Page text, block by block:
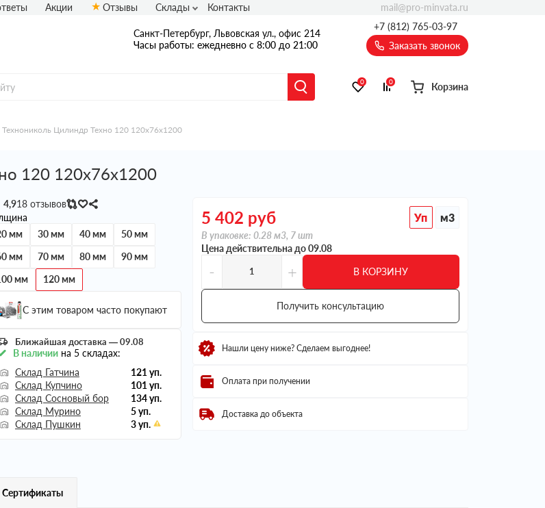
Санкт-Петербург, Львовская ул., офис 214
Часы работы: ежедневно с 8:00 до 21:00
+7 (812) 765-03-97
Заказать звонок
0 0 Корзина
Акции Отзывы Склады Контакты mail@pro-minvata.ru
Технониколь Цилиндр Техно 120 120х76х1200
120 120х76х1200
4,9
18 отзывов
мм
30 мм 40 мм
50 мм
мм
70 мм 80 мм
90 мм
мм
120 мм
С этим товаром часто покупают
Ближайшая доставка — 09.08
В наличиина 5 складах:
Склад Гатчина
121 уп.
Склад Купчино
101 уп.
Склад Сосновый бор
134 уп.
Склад Мурино
5 уп.
Склад Пушкин
3 уп.
5 402 руб Уп м3
В упаковке: 0.28 м3, 7 шт
Цена действительна до 09.08
- + В КОРЗИНУ
Получить консультацию
Нашли цену ниже? Сделаем выгоднее!
Оплата при получении
Доставка до объекта
Сертификаты